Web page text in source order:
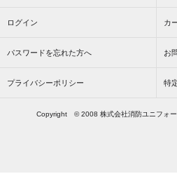
ログイン カ
パスワードを忘れた方へ お
プライバシーポリシー 特
Copyright © 2008 株式会社消防ユニフォ